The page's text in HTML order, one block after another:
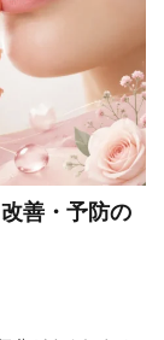
善・予防の